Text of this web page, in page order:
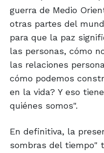
guerra de Medio
otras partes del
para que la paz
las personas, cómo
las relaciones
cómo podemos
en la vida? Y eso
quiénes somos".
En definitiva, la
sombras del tiempo"